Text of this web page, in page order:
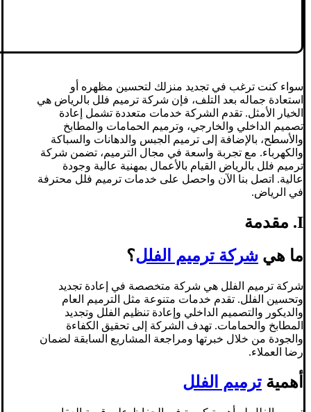
سواء كنت ترغب في تجديد منزلك لتحسين مظهره أو
استعادة جماله بعد التلف، فإن شركة ترميم فلل بالرياض هي
الخيار الأمثل. تقدم الشركة خدمات متعددة تشمل إعادة
تصميم الداخلي والخارجي، وترميم الحمامات والمطابخ
والأسطح، بالإضافة إلى ترميم الجبس والدهانات والسباكة
والكهرباء. مع تجربة واسعة في مجال الترميم، تضمن شركة
ترميم فلل بالرياض القيام بالأعمال بمهنية عالية وجودة
عالية. اتصل بنا الآن واحصل على خدمات ترميم فلل محترفة
في الرياض.
I. مقدمة
ما هي شركة ترميم الفلل؟
شركة ترميم الفلل هي شركة متخصصة في إعادة تجديد
وتحسين الفلل. تقدم خدمات متنوعة مثل الترميم العام
والديكور والتصميم الداخلي وإعادة تنظيم الفلل وتجديد
المطابخ والحمامات. تهدف الشركة إلى تحقيق الكفاءة
والجودة من خلال خبرتها ومراجعة المشاريع السابقة لضمان
رضا العملاء.
أهمية ترميم الفلل